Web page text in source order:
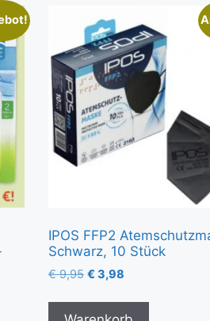
IPOS FFP2
Schwarz, 10 Stück
€9,95 € 3,98